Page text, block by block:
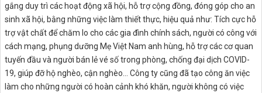
gắng duy trì các hoạt động xã hội, hỗ trợ cộng đồng, đóng góp cho an
sinh xã hội, bằng những việc làm thiết thực, hiệu quả như: Tích cực hỗ
trợ vật chất để chăm lo cho các gia đình chính sách, người có công với
cách mạng, phụng dưỡng Mẹ Việt Nam anh hùng, hỗ trợ các cơ quan
tuyến đầu và người bán lẻ vé số trong phòng, chống đại dịch COVID-
19, giúp đỡ hộ nghèo, cận nghèo... Công ty cũng đã tạo công ăn việc
làm cho những người có hoàn cảnh khó khăn, người không có việc